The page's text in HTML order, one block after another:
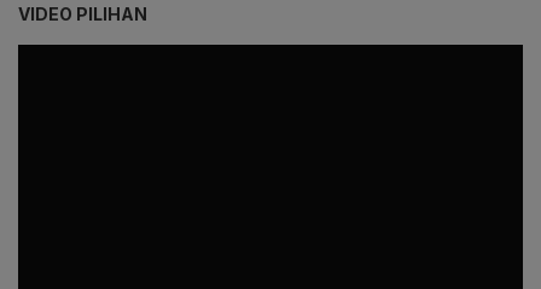
VIDEO PILIHAN